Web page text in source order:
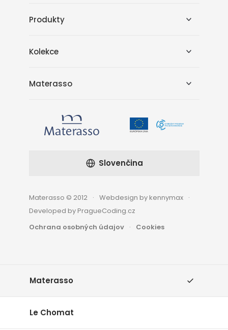
Produkty
Kolekce
Materasso
Materasso © 2012
Webdesign by kennymax
Developed by PragueCoding.cz
Ochrana osobných údajov
Cookies
Slovenčina
Materasso
Le Chomat